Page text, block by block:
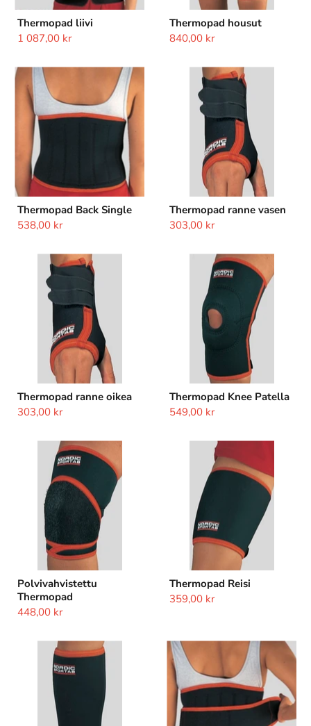
Thermopad liivi
1 087,00 kr
Thermopad housut
840,00 kr
Thermopad
Back
Single
Thermopad Back Single
538,00 kr
Thermopad
Thermopad ranne vasen
303,00 kr
Thermopad
Thermopad ranne oikea
303,00 kr
Thermopad
Thermopad Knee Patella
549,00 kr
Polvivahvistettu
Thermopad
Polvivahvistettu
Thermopad
448,00 kr
Thermopad
Thermopad Reisi
359,00 kr
Thermopad
Thermopad
Back
Lumbago